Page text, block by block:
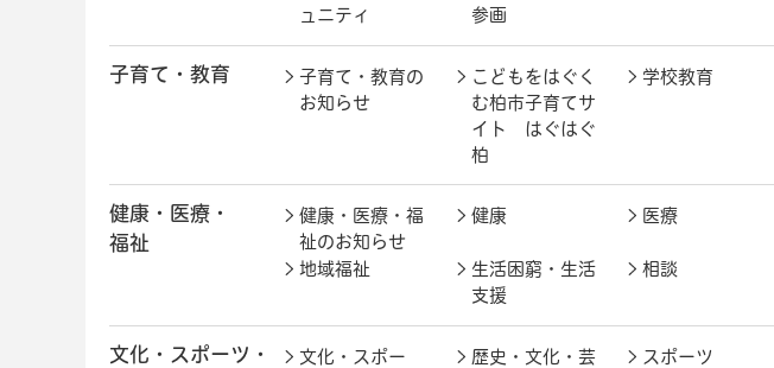
ュニティ
参画
子育て・教育
子育て・教育の
お知らせ
こどもをはぐく
む柏市子育てサ
イト はぐはぐ
柏
学校教育
健康・医療・
福祉
健康・医療・福
祉のお知らせ
健康 医療
地域福祉
生活困窮・生活
支援
相談
文化・スポーツ・
文化・スポー
歴史・文化・芸
スポーツ